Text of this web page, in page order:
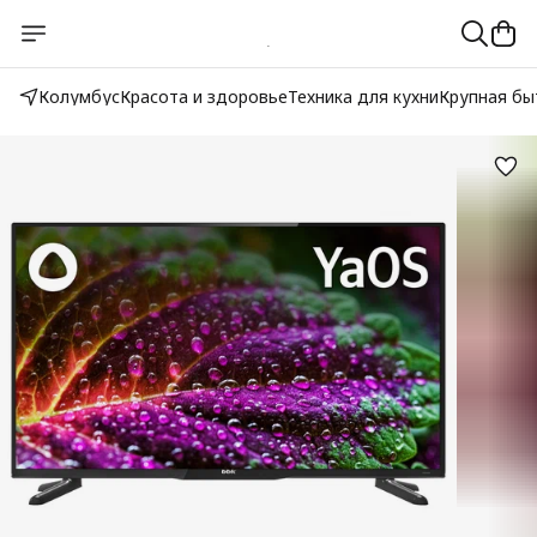
КолумбусКрасота и здоровьеТехника для кухниКрупная